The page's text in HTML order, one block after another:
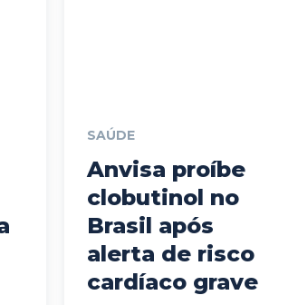
SAÚDE
Anvisa proíbe
clobutinol no
Brasil após
alerta de risco
cardíaco grave